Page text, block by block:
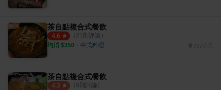
茶自點複合式餐飲
4.6 （ 21則評論）
均消 $350 ・ 中式料理
茶自點複合式餐飲
4.3 （ 8則評論）